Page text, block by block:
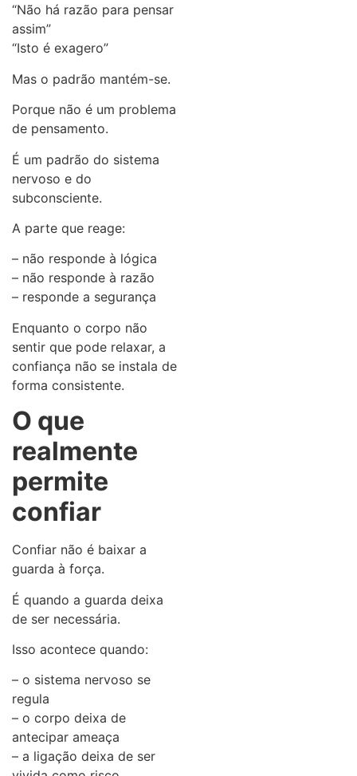
“Não há razão para pensar
assim”
“Isto é exagero”
Mas o padrão mantém-se.
Porque não é um problema
de pensamento.
É um padrão do sistema
nervoso e do
subconsciente.
A parte que reage:
– não responde à lógica
– não responde à razão
– responde a segurança
Enquanto o corpo não
sentir que pode relaxar, a
confiança não se instala de
forma consistente.
O que
realmente
permite
confiar
Confiar não é baixar a
guarda à força.
É quando a guarda deixa
de ser necessária.
Isso acontece quando:
– o sistema nervoso se
regula
– o corpo deixa de
antecipar ameaça
– a ligação deixa de ser